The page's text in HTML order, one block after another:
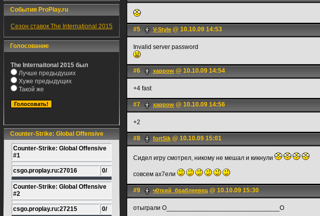
События ProPlay.ru
Сезон ставок The International 2015
Голосование
The Internaitonal 2015 был
Лучше предыдуших
Хуже предыдущих
Такой же
Counter-Strike: Global Offensive
Counter-Strike: Global Offensive
#1
csgo.proplay.ru:27016 0/
Counter-Strike: Global Offensive
#2
csgo.proplay.ru:27215 0/
#5 V-Style @ 10.10.09 14:53
Invalid server password
#6 xappow @ 10.10.09 14:54
+4 fast
#7 xappow @ 10.10.09 14:56
+2
#8 fortSik @ 10.10.09 15:01
Сидел игру смотрел, никому не мешал и кикнули
совсем ах7ели
#9 ч0ткий_браблеевец @ 10.10.09 15:30
отыграли O________________________________O